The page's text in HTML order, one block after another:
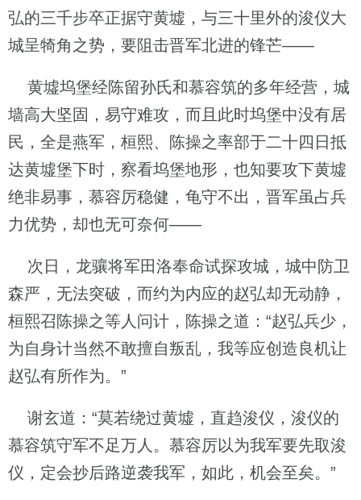
弘的三千步卒正据守黄墟，与三十里外的浚仪大
城呈犄角之势，要阻击晋军北进的锋芒——
黄墟坞堡经陈留孙氏和慕容筑的多年经营，城
墙高大坚固，易守难攻，而且此时坞堡中没有居
民，全是燕军，桓熙、陈操之率部于二十四日抵
达黄墟堡下时，察看坞堡地形，也知要攻下黄墟
绝非易事，慕容厉稳健，龟守不出，晋军虽占兵
力优势，却也无可奈何——
次日，龙骧将军田洛奉命试探攻城，城中防卫
森严，无法突破，而约为内应的赵弘却无动静，
桓熙召陈操之等人问计，陈操之道：“赵弘兵少，
为自身计当然不敢擅自叛乱，我等应创造良机让
赵弘有所作为。”
谢玄道：“莫若绕过黄墟，直趋浚仪，浚仪的
慕容筑守军不足万人。慕容厉以为我军要先取浚
仪，定会抄后路逆袭我军，如此，机会至矣。”